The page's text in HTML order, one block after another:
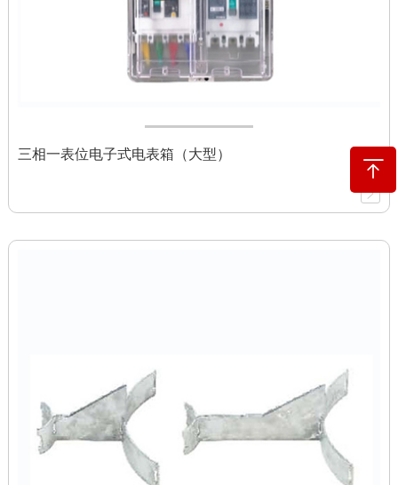
三相一表位电子式电表箱（大型）